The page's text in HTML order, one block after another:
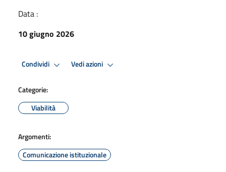
Data :
10 giugno 2026
Condividi Vedi azioni
Categorie:
Viabilità
Argomenti:
Comunicazione istituzionale